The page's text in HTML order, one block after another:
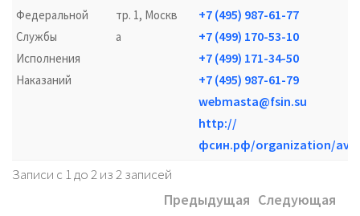
Федеральной
Службы
Исполнения
Наказаний
тр. 1, Москв
а
+7 (495) 987-61-77
+7 (499) 170-53-10
+7 (499) 171-34-50
+7 (495) 987-61-79
webmasta@fsin.su
http://
фсин.рф/organization/
Записи с 1 до 2 из 2 записей
Предыдущая Следующая